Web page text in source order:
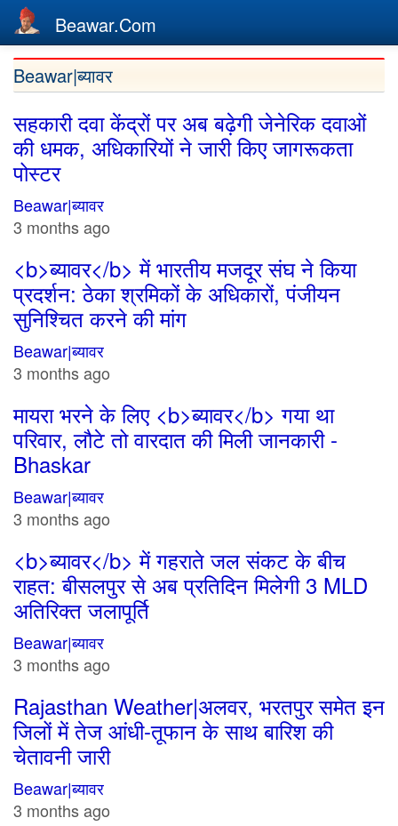
Skip
main
content
Beawar.Com
Beawar|ब्यावर
सहकारी दवा केंद्रों पर अब बढ़ेगी जेनेरिक दवाओं
की धमक, अधिकारियों ने जारी किए जागरूकता
पोस्टर
Beawar|ब्यावर
3 months ago
<b>ब्यावर</b> में भारतीय मजदूर संघ ने किया
प्रदर्शन: ठेका श्रमिकों के अधिकारों, पंजीयन
सुनिश्चित करने की मांग
Beawar|ब्यावर
3 months ago
मायरा भरने के लिए <b>ब्यावर</b> गया था
परिवार, लौटे तो वारदात की मिली जानकारी -
Bhaskar
Beawar|ब्यावर
3 months ago
<b>ब्यावर</b> में गहराते जल संकट के बीच
राहत: बीसलपुर से अब प्रतिदिन मिलेगी 3 MLD
अतिरिक्त जलापूर्ति
Beawar|ब्यावर
3 months ago
Rajasthan Weather|अलवर, भरतपुर समेत इन
जिलों में तेज आंधी-तूफान के साथ बारिश की
चेतावनी जारी
Beawar|ब्यावर
3 months ago